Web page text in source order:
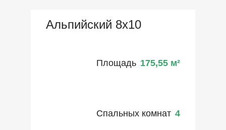
Альпийский 8х10
Площадь 175,55 м²
Спальных комнат 4